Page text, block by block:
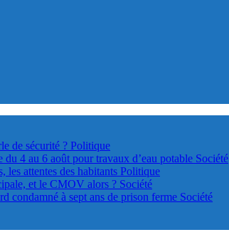
de sécurité ? Politique
4 au 6 août pour travaux d’eau potable Société
les attentes des habitants Politique
et le CMOV alors ? Société
condamné à sept ans de prison ferme Société